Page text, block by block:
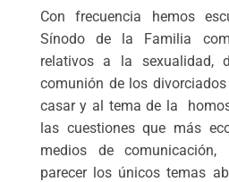
Con frecuencia hemos
Sínodo de la Familia
relativos a la sexualidad,
comunión de los
casar y al tema de la
las cuestiones que más
medios de
parecer los únicos temas